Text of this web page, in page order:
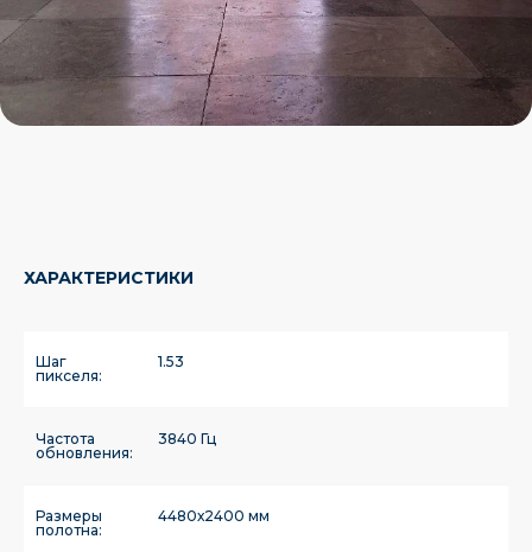
ХАРАКТЕРИСТИКИ
Шаг
пикселя:
1.53
Частота
обновления:
3840 Гц
Размеры
полотна:
4480х2400 мм